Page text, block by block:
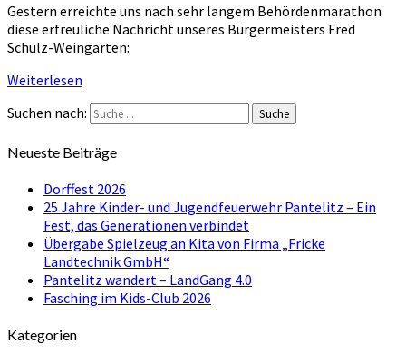
Gestern erreichte uns nach sehr langem Behördenmarathon
diese erfreuliche Nachricht unseres Bürgermeisters Fred
Schulz-Weingarten:
Weiterlesen
Suchen nach:
Suche
Neueste Beiträge
Dorffest 2026
25 Jahre Kinder- und Jugendfeuerwehr Pantelitz – Ein
Fest, das Generationen verbindet
Übergabe Spielzeug an Kita von Firma „Fricke
Landtechnik GmbH“
Pantelitz wandert – LandGang 4.0
Fasching im Kids-Club 2026
Kategorien